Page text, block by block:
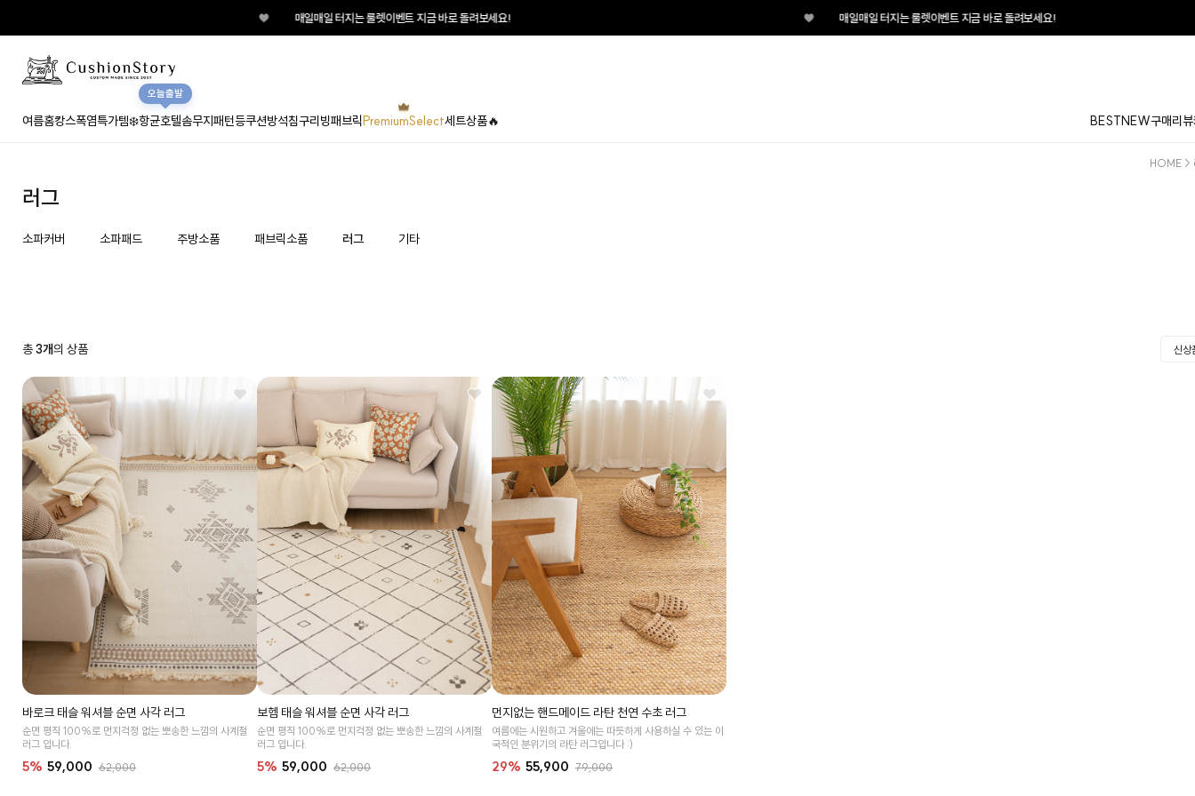
매일매일 터지는 룰렛이벤트 지금 바로 돌려보세요! 매일매일 터지는 룰렛이벤트 지금 바로 돌려보세요!
여름홈캉스폭염특가템❄️항균호텔솜
오늘출발
무지패턴등쿠션방석침구리빙패브릭PremiumSelect세트상품🔥 BESTNEW구매리뷰
HOME >
러그
소파커버 소파패드 주방소품 패브릭소품 러그 기타
총3개의 상품
바로크 태슬 워셔블 순면 사각 러그
순면 평직 100%로 먼지걱정 없는 뽀송한 느낌의 사계절
러그 입니다.
5% 59,000 62,000
보헴 태슬 워셔블 순면 사각 러그
순면 평직 100%로 먼지걱정 없는 뽀송한 느낌의 사계절
러그 입니다.
5% 59,000 62,000
먼지없는 핸드메이드 라탄 천연 수초 러그
여름에는 시원하고 겨울에는 따듯하게 사용하실 수 있는 이
국적인 분위기의 라탄 러그입니다 :)
29% 55,900 79,000